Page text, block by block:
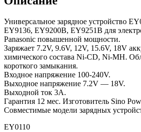
Универсальное зарядное устройство
EY9136, EY9200B, EY9251B для
Panasonic повышенной мощности.
Заряжает 7.2V, 9.6V, 12V, 15.6V, 18V
химического состава Ni-CD, Ni-MH.
короткого замыкания.
Входное напряжение 100-240V.
Выходное напряжение 7.2V — 18V.
Выходной ток 3А.
Гарантия 12 мес. Изготовитель Sino
Совместимые модели зарядных
EY0110